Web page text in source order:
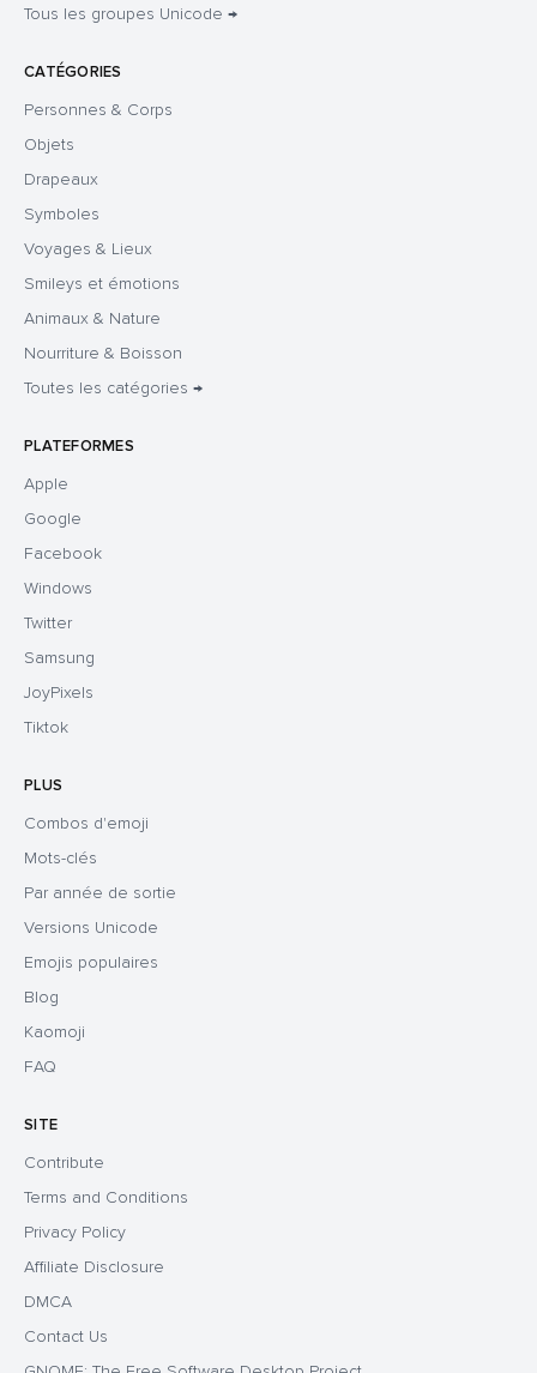
Tous les groupes Unicode →
CATÉGORIES
Personnes & Corps
Objets
Drapeaux
Symboles
Voyages & Lieux
Smileys et émotions
Animaux & Nature
Nourriture & Boisson
Toutes les catégories →
PLATEFORMES
Apple
Google
Facebook
Windows
Twitter
Samsung
JoyPixels
Tiktok
PLUS
Combos d'emoji
Mots-clés
Par année de sortie
Versions Unicode
Emojis populaires
Blog
Kaomoji
FAQ
SITE
Contribute
Terms and Conditions
Privacy Policy
Affiliate Disclosure
DMCA
Contact Us